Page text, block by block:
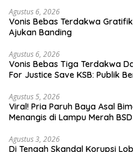
Agustus 6, 2026
Vonis Bebas Terdakwa
Ajukan Banding
Agustus 6, 2026
Vonis Bebas Tiga Terdakwa
For Justice Save KSB: Publik
Agustus 5, 2026
Viral! Pria Paruh Baya Asal
Menangis di Lampu Merah
Agustus 3, 2026
Di Tengah Skandal Korupsi